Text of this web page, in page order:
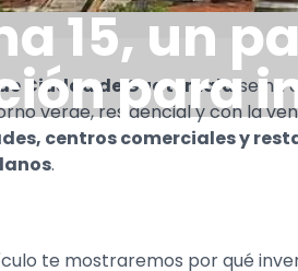
15, un
para
Ciudad de Guatemalase ha
verde, residencial y con la
centros comerciales y
.
te mostraremos por qué